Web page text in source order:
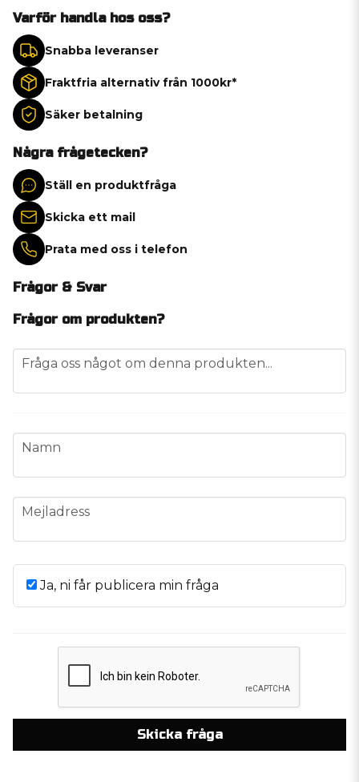
Varför handla hos oss?
Snabba leveranser
Fraktfria alternativ från 1000kr*
Säker betalning
Några frågetecken?
Ställ en produktfråga
Skicka ett mail
Prata med oss i telefon
Frågor & Svar
Frågor om produkten?
question
Fråga oss något om denna produkten...
name
Namn
email
Mejladress
Ja, ni får publicera min fråga
Skicka fråga